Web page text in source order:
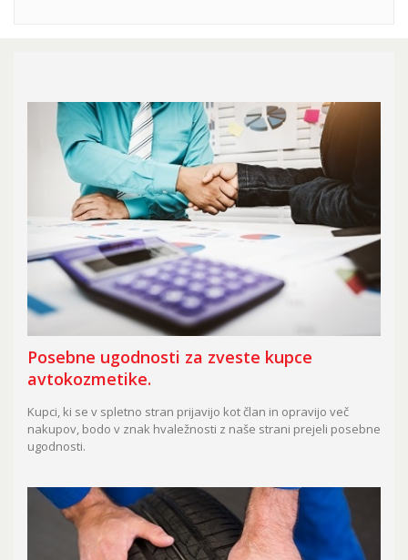
Posebne ugodnosti za zveste kupce
avtokozmetike.
Kupci, ki se v spletno stran prijavijo kot član in opravijo več
nakupov, bodo v znak hvaležnosti z naše strani prejeli posebne
ugodnosti.